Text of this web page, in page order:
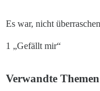
Es war, nicht
1 „Gefällt mir“
Verwandte Themen